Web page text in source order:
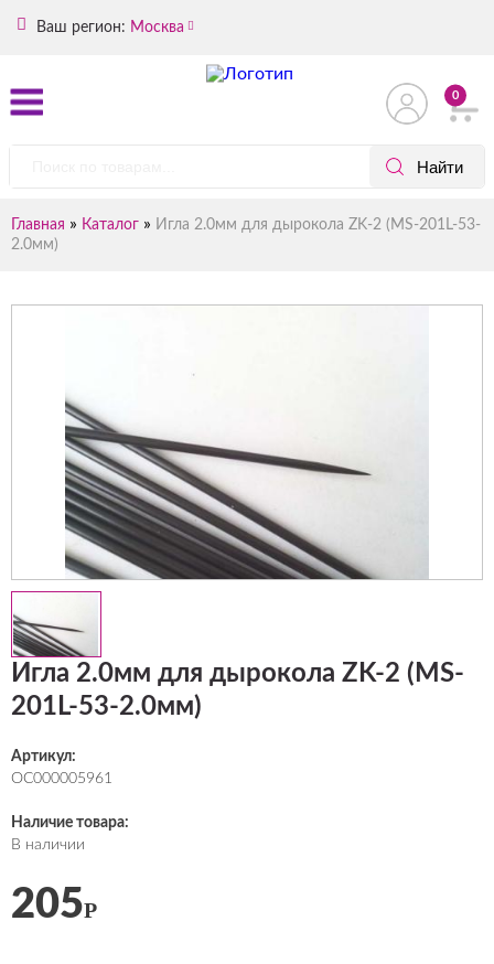
Ваш регион: Москва
0
Главная » Каталог » Игла 2.0мм для дырокола ZK-2 (MS-201L-53-
2.0мм)
Игла 2.0мм для дырокола ZK-2 (MS-
201L-53-2.0мм)
Артикул:
ОС000005961
Наличие товара:
В наличии
205Р